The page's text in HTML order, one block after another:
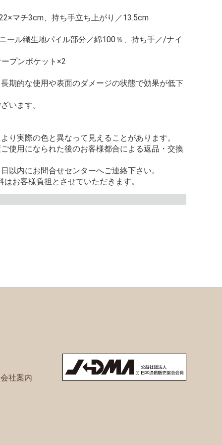
マチ3cm、持ち手立ち上がり／13.5cm
ール織生地パイル部分／綿100％、持ち手／/ナイ
プンポケット×2
期的な使用や表面のダメージの状態で効果が低下
います。
り実際の色と異なって見えることがあります。
使用になられた後のお客様都合による返品・交換
以内にお問合せセンターへご連絡下さい。
お客様負担とさせていただきます。
社案内